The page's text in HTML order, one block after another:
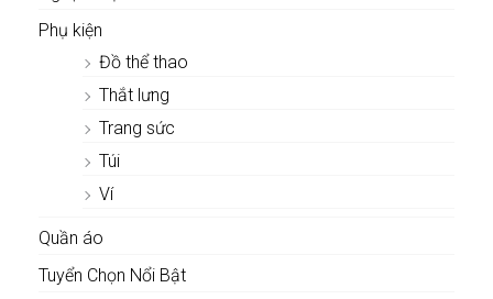
Phụ kiện
Đồ thể thao
Thắt lưng
Trang sức
Túi
Ví
Quần áo
Tuyển Chọn Nổi Bật